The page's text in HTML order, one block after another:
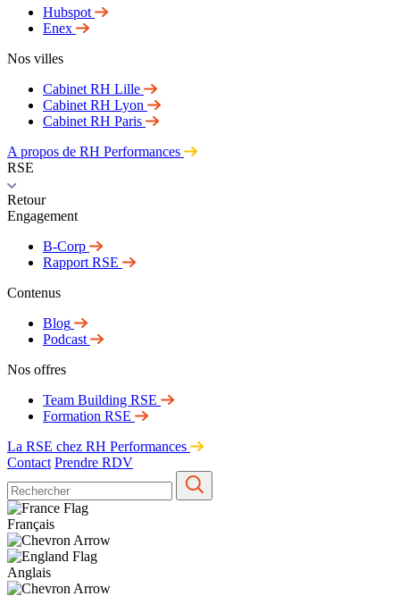
Hubspot
Enex
Nos villes
Cabinet RH Lille
Cabinet RH Lyon
Cabinet RH Paris
A propos de RH Performances
RSE
Retour
Engagement
B-Corp
Rapport RSE
Contenus
Blog
Podcast
Nos offres
Team Building RSE
Formation RSE
La RSE chez RH Performances
Contact Prendre RDV
Français
Anglais